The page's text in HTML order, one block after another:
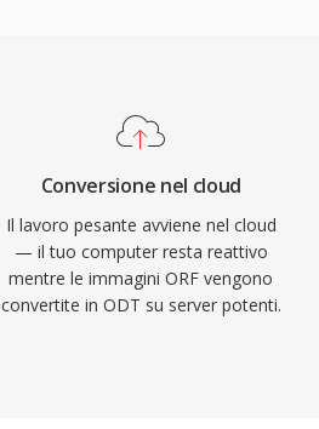
Conversione nel cloud
Il lavoro pesante avviene nel cloud
— il tuo computer resta reattivo
mentre le immagini ORF vengono
convertite in ODT su server potenti.